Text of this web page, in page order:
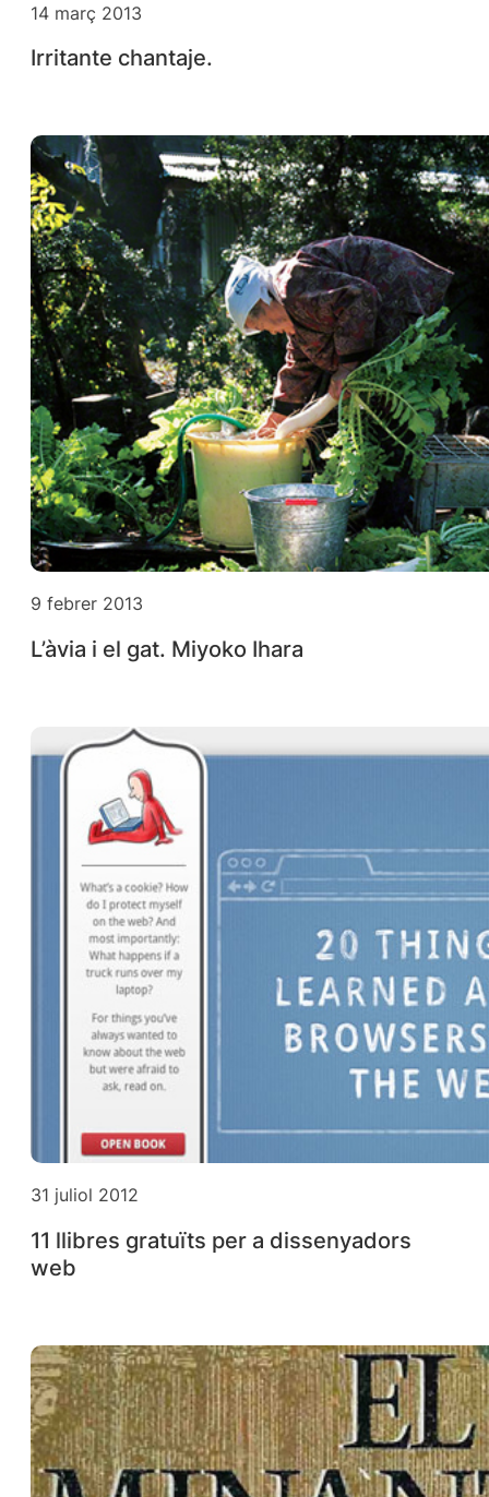
14 març 2013
Irritante chantaje.
9 febrer 2013
L’àvia i el gat. Miyoko Ihara
31 juliol 2012
11 llibres gratuïts per a dissenyadors
web